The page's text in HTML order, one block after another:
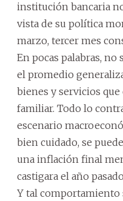
institución bancaria
vista de su política
marzo, tercer mes
En pocas palabras,
el promedio
bienes y servicios
familiar. Todo lo
escenario
bien cuidado, se
una inflación final
castigara el año
Y tal comportamiento